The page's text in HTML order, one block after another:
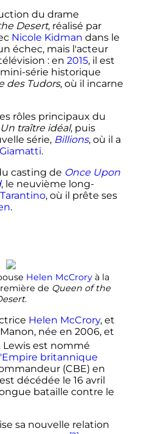
du drame
Desert, réalisé par
Nicole Kidman dans le
échec, mais l'acteur
: en 2015, il est
série historique
des Tudors, où il incarne
rôles principaux du
Un traître idéal, puis
série, Billions, où il a
.
casting de Once Upon
, le neuvième long-
, où il prête ses
.
Helen McCrory à la
de Queen of the
.
Helen McCrory, et
Manon, née en 2006, et
. Lewis est nommé
britannique
(CBE) en
décédée le 16 avril
bataille contre le
sa nouvelle relation